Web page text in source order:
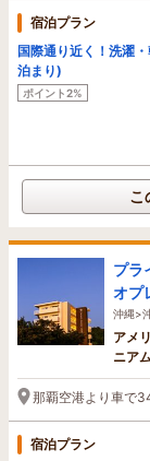
宿泊プラン
国際通り近く！洗濯
泊まり)
ポイント2%
こ
プラ
オプ
沖縄>
アメ
ニアム
那覇空港より車で
宿泊プラン